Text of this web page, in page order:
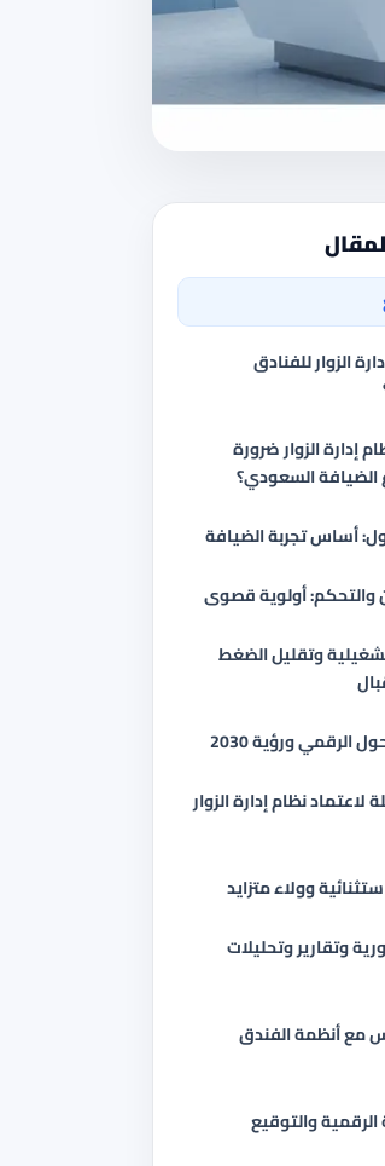
الزوار للفنادق
إدارة الزوار ضرورة
الضيافة السعودي؟
أساس تجربة الضيافة
والتحكم: أولوية قصوى
وتقليل الضغط
الرقمي ورؤية 2030
لاعتماد نظام إدارة الزوار
وولاء متزايد
وتقارير وتحليلات
مع أنظمة الفندق
والتوقيع